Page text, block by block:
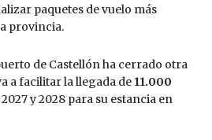
paquetes de vuelo más
provincia.
de Castellón ha cerrado otra
a facilitar la llegada de 11.000
y 2028 para su estancia en